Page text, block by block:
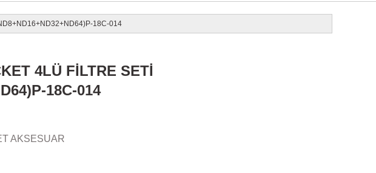
18C-014
4LÜ FİLTRE SETİ
18C-014
AKSESUAR